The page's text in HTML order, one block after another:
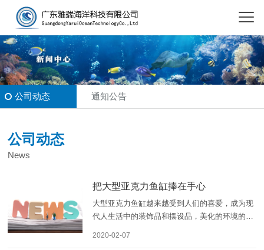
公司动态 通知公告
公司动态
News
把大型亚克力鱼缸捧在手心
大型亚克力鱼缸越来越受到人们的喜爱，成为现
代人生活中的装饰品和摆设品，美化的环境的同
2020-02-07